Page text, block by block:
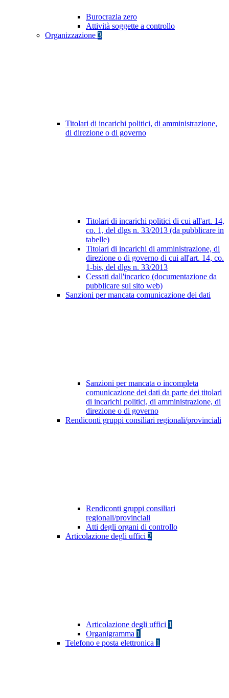
Burocrazia zero
Attività soggette a controllo
Organizzazione 3
Titolari di incarichi politici, di amministrazione,
di direzione o di governo
Titolari di incarichi politici di cui all'art. 14,
co. 1, del dlgs n. 33/2013 (da pubblicare in
tabelle)
Titolari di incarichi di amministrazione, di
direzione o di governo di cui all'art. 14, co.
1-bis, del dlgs n. 33/2013
Cessati dall'incarico (documentazione da
pubblicare sul sito web)
Sanzioni per mancata comunicazione dei dati
Sanzioni per mancata o incompleta
comunicazione dei dati da parte dei titolari
di incarichi politici, di amministrazione, di
direzione o di governo
Rendiconti gruppi consiliari regionali/provinciali
Rendiconti gruppi consiliari
regionali/provinciali
Atti degli organi di controllo
Articolazione degli uffici 2
Articolazione degli uffici 1
Organigramma 1
Telefono e posta elettronica 1